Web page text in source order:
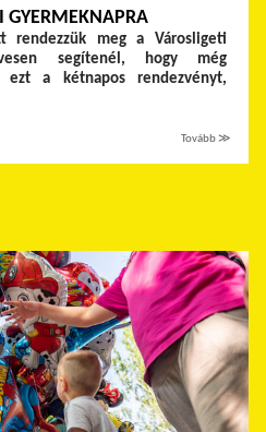
GYERMEKNAPRA
rendezzük meg a Városligeti
segítenél, hogy még
ezt a kétnapos rendezvényt,
Tovább ≫